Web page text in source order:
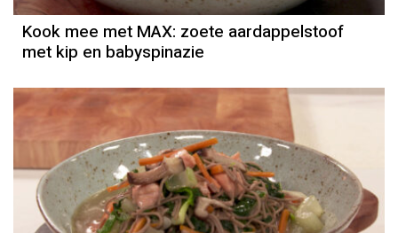
Kook mee met MAX: zoete aardappelstoof
met kip en babyspinazie